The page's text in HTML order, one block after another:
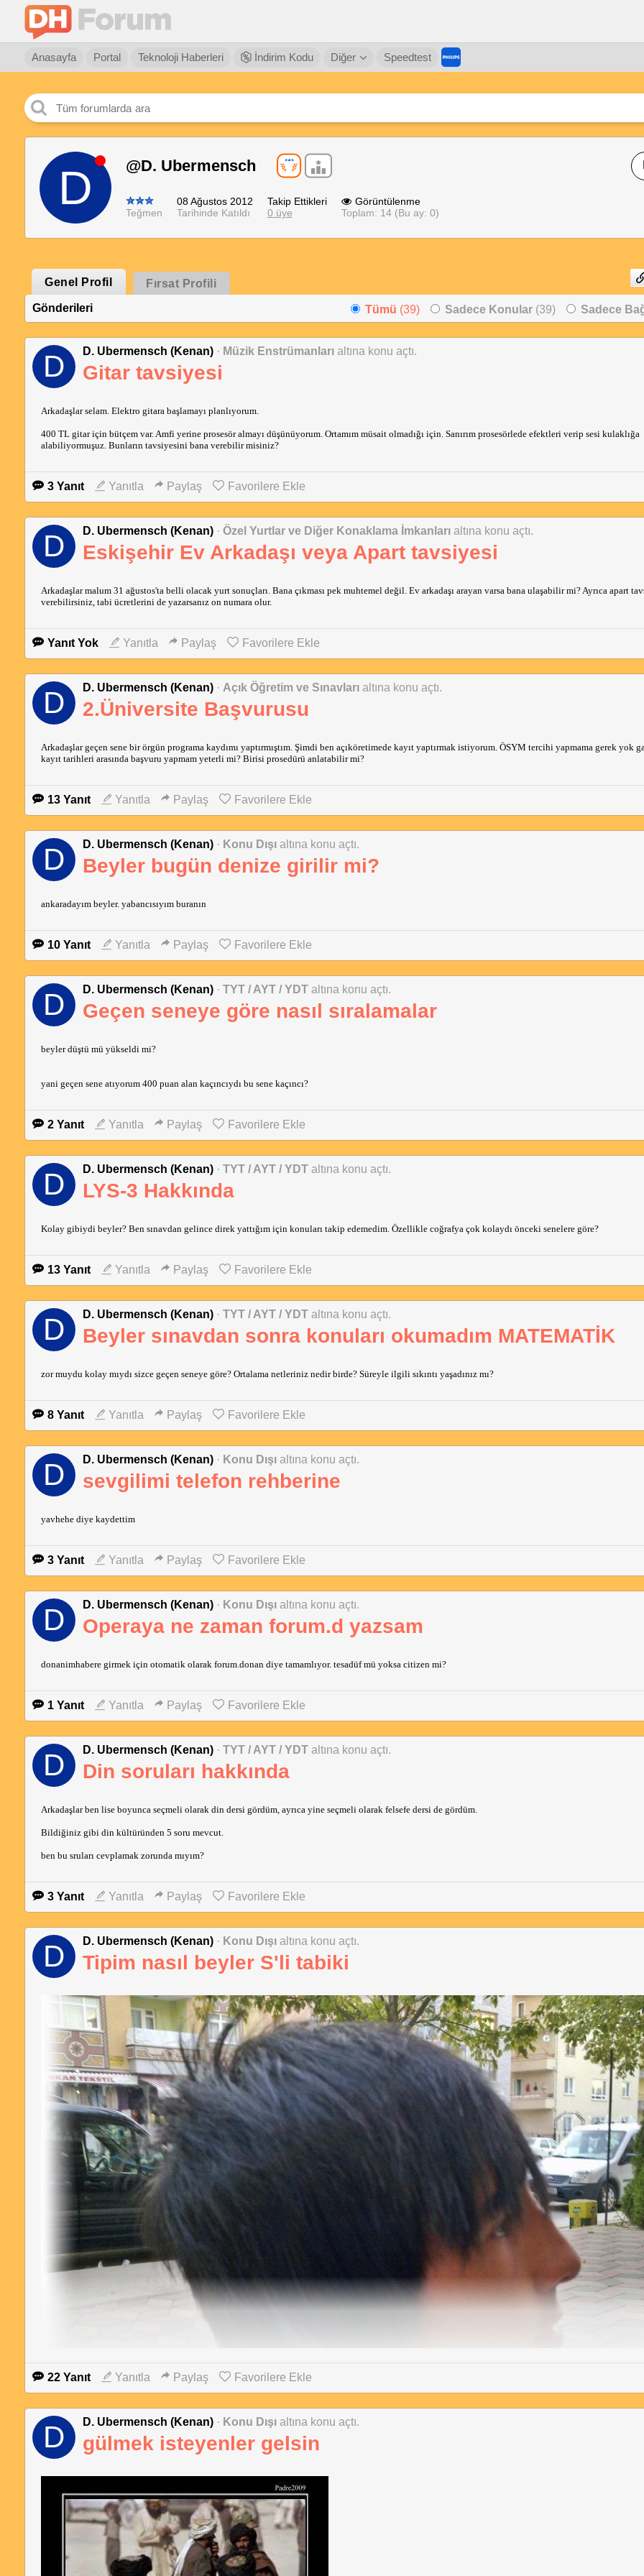
Anasayfa Portal Teknoloji Haberleri İndirim Kodu Diğer Speedtest
D @D. Ubermensch
Teğmen
08 Ağustos 2012
Tarihinde Katıldı
Takip Ettikleri
0 üye
Görüntülenme
Toplam: 14 (Bu ay: 0)
Genel Profil Fırsat Profili
Gönderileri Tümü (39) Sadece Konular (39) Sadece
D D. Ubermensch (Kenan) · Müzik Enstrümanları altına konu açtı.
Gitar tavsiyesi
Arkadaşlar selam. Elektro gitara başlamayı planlıyorum.
400 TL gitar için bütçem var. Amfi yerine prosesör almayı düşünüyorum. Ortamım müsait olmadığı için. Sanırım prosesörlede efektleri verip sesi kulaklığa
alabiliyormuşuz. Bunların tavsiyesini bana verebilir misiniz?
3 Yanıt Yanıtla Paylaş Favorilere Ekle
D D. Ubermensch (Kenan) · Özel Yurtlar ve Diğer Konaklama İmkanları altına konu açtı.
Eskişehir Ev Arkadaşı veya Apart tavsiyesi
Arkadaşlar malum 31 ağustos'ta belli olacak yurt sonuçları. Bana çıkması pek muhtemel değil. Ev arkadaşı arayan varsa bana ulaşabilir mi? Ayrıca apart
verebilirsiniz, tabi ücretlerini de yazarsanız on numara olur.
Yanıt Yok Yanıtla Paylaş Favorilere Ekle
D D. Ubermensch (Kenan) · Açık Öğretim ve Sınavları altına konu açtı.
2.Üniversite Başvurusu
Arkadaşlar geçen sene bir örgün programa kaydımı yaptırmıştım. Şimdi ben açıköretimede kayıt yaptırmak istiyorum. ÖSYM tercihi yapmama gerek yok
kayıt tarihleri arasında başvuru yapmam yeterli mi? Birisi prosedürü anlatabilir mi?
13 Yanıt Yanıtla Paylaş Favorilere Ekle
D D. Ubermensch (Kenan) · Konu Dışı altına konu açtı.
Beyler bugün denize girilir mi?
ankaradayım beyler. yabancısıyım buranın
10 Yanıt Yanıtla Paylaş Favorilere Ekle
D D. Ubermensch (Kenan) · TYT / AYT / YDT altına konu açtı.
Geçen seneye göre nasıl sıralamalar
beyler düştü mü yükseldi mi?
yani geçen sene atıyorum 400 puan alan kaçıncıydı bu sene kaçıncı?
2 Yanıt Yanıtla Paylaş Favorilere Ekle
D D. Ubermensch (Kenan) · TYT / AYT / YDT altına konu açtı.
LYS-3 Hakkında
Kolay gibiydi beyler? Ben sınavdan gelince direk yattığım için konuları takip edemedim. Özellikle coğrafya çok kolaydı önceki senelere göre?
13 Yanıt Yanıtla Paylaş Favorilere Ekle
D D. Ubermensch (Kenan) · TYT / AYT / YDT altına konu açtı.
Beyler sınavdan sonra konuları okumadım MATEMATİK
zor muydu kolay mıydı sizce geçen seneye göre? Ortalama netleriniz nedir birde? Süreyle ilgili sıkıntı yaşadınız mı?
8 Yanıt Yanıtla Paylaş Favorilere Ekle
D D. Ubermensch (Kenan) · Konu Dışı altına konu açtı.
sevgilimi telefon rehberine
yavhehe diye kaydettim
3 Yanıt Yanıtla Paylaş Favorilere Ekle
D D. Ubermensch (Kenan) · Konu Dışı altına konu açtı.
Operaya ne zaman forum.d yazsam
donanimhabere girmek için otomatik olarak forum.donan diye tamamlıyor. tesadüf mü yoksa citizen mi?
1 Yanıt Yanıtla Paylaş Favorilere Ekle
D D. Ubermensch (Kenan) · TYT / AYT / YDT altına konu açtı.
Din soruları hakkında
Arkadaşlar ben lise boyunca seçmeli olarak din dersi gördüm, ayrıca yine seçmeli olarak felsefe dersi de gördüm.
Bildiğiniz gibi din kültüründen 5 soru mevcut.
ben bu sruları cevplamak zorunda mıyım?
3 Yanıt Yanıtla Paylaş Favorilere Ekle
D D. Ubermensch (Kenan) · Konu Dışı altına konu açtı.
Tipim nasıl beyler S'li tabiki
22 Yanıt Yanıtla Paylaş Favorilere Ekle
D D. Ubermensch (Kenan) · Konu Dışı altına konu açtı.
gülmek isteyenler gelsin